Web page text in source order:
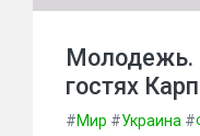
Молодежь.
гостях
#Мир #Украина #